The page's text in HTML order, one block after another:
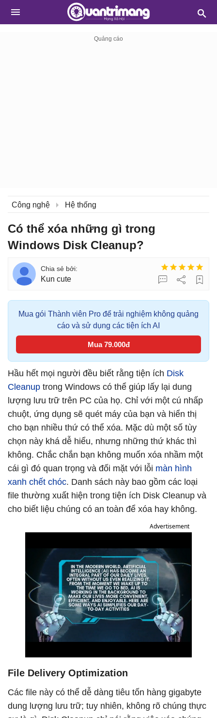
Công nghệ Hệ thống
Có thể xóa những gì trong
Windows Disk Cleanup?
Kun cute
Mua gói Thành viên Pro để trải nghiệm không quảng
cáo và sử dụng các tiện ích AI
Mua 79.000đ
Hầu hết mọi người đều biết rằng tiện ích Disk
Cleanup trong Windows có thể giúp lấy lại dung
lượng lưu trữ trên PC của họ. Chỉ với một cú nhấp
chuột, ứng dụng sẽ quét máy của bạn và hiển thị
cho bạn nhiều thứ có thể xóa. Mặc dù một số tùy
chọn này khá dễ hiểu, nhưng những thứ khác thì
không. Chắc chắn bạn không muốn xóa nhầm một
cái gì đó quan trọng và đối mặt với lỗi màn hình
xanh chết chóc. Danh sách này bao gồm các loại
file thường xuất hiện trong tiện ích Disk Cleanup và
cho biết liệu chúng có an toàn để xóa hay không.
Advertisement
File Delivery Optimization
Các file này có thể dễ dàng tiêu tốn hàng gigabyte
dung lượng lưu trữ; tuy nhiên, không rõ chúng thực